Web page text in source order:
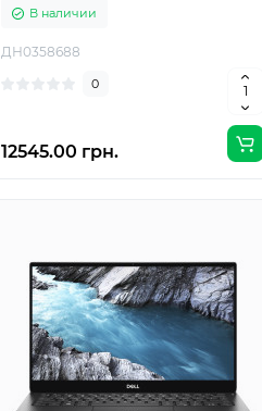
В наличии
ДН0358688
0
12545.00 грн.